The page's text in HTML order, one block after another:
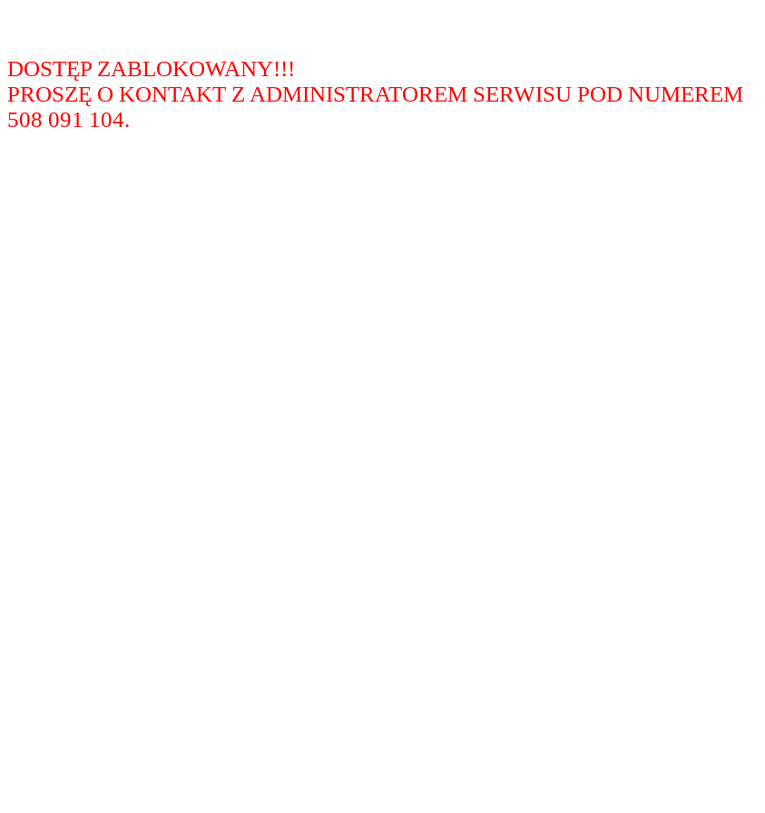
DOSTĘP ZABLOKOWANY!!!
PROSZĘ O KONTAKT Z ADMINISTRATOREM SERWISU POD NUMEREM
508 091 104.